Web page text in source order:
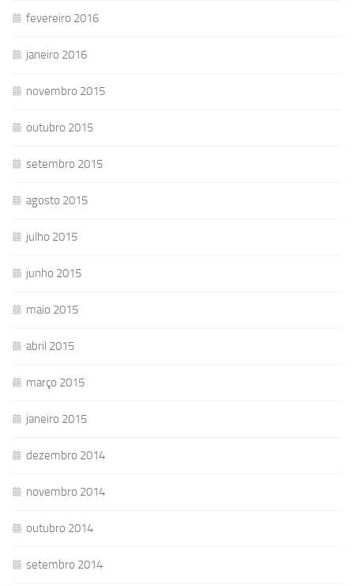
fevereiro 2016
janeiro 2016
novembro 2015
outubro 2015
setembro 2015
agosto 2015
julho 2015
junho 2015
maio 2015
abril 2015
março 2015
janeiro 2015
dezembro 2014
novembro 2014
outubro 2014
setembro 2014